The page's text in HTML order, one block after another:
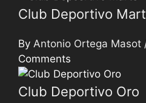
Club Deportivo
By Antonio Ortega Masot
Comments
Club Deportivo Oro